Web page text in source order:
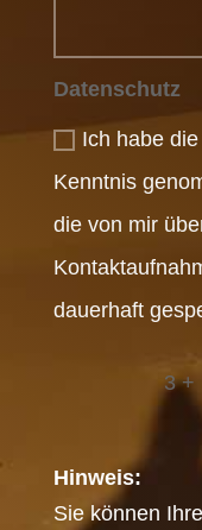
Datenschutz
Ich habe
Kenntnis
die von mir
dauerhaft
3 +
Hinweis:
Sie können